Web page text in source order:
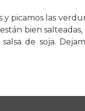
picamos las
bien
de soja.